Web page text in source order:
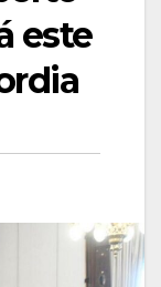
este